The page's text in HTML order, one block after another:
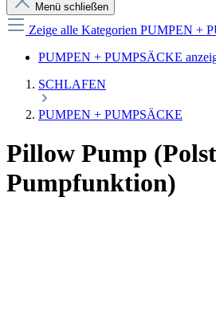
Menü schließen
Zeige alle Kategorien PUMPEN +
PUMPEN + PUMPSÄCKE
SCHLAFEN
PUMPEN + PUMPSÄCKE
Pillow Pump
Pumpfunktion)